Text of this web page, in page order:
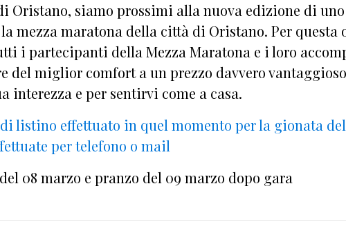
Oristano, siamo prossimi alla nuova edizione di
mezza maratona della città di Oristano. Per questa
i partecipanti della Mezza Maratona e i loro
del miglior comfort a un prezzo davvero
interezza e per sentirvi come a casa.
listino effettuato in quel momento per la gionata del
per telefono o mail
08 marzo e pranzo del 09 marzo dopo gara